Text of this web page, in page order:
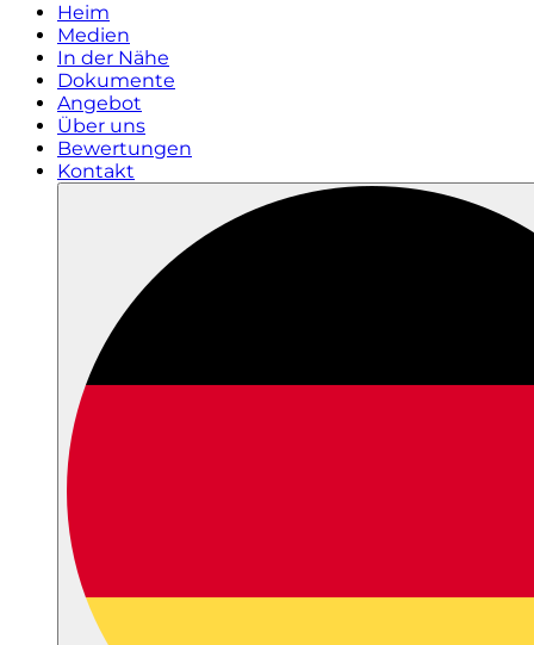
Heim
Medien
In der Nähe
Dokumente
Angebot
Über uns
Bewertungen
Kontakt